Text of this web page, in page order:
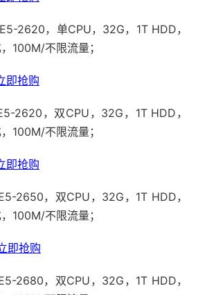
2620，单CPU，32G，1T HDD，
100M/不限流量；
即抢购
2620，双CPU，32G，1T HDD，
100M/不限流量；
即抢购
2650，双CPU，32G，1T HDD，
100M/不限流量；
即抢购
2680，双CPU，32G，1T HDD，